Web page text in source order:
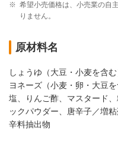
※ 希望小売価格は、小売業の自
りません。
原材料名
しょうゆ（大豆・小麦を含
ヨネーズ（小麦・卵・大豆
塩、りんご酢、マスタード
ックパウダー、唐辛子／増
辛料抽出物